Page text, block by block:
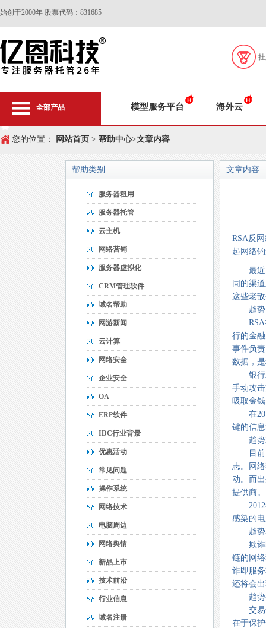
始创于2000年 股票代码：831685
全部产品 模型服务平台 海外云
您的位置： 网站首页 > 帮助中心>文章内容
帮助类别
服务器租用
服务器托管
云主机
网络营销
服务器虚拟化
CRM管理软件
域名帮助
网游新闻
云计算
网络安全
企业安全
OA
ERP软件
IDC行业背景
优惠活动
常见问题
操作系统
网络技术
电脑周边
网络舆情
新品上市
技术前沿
行业信息
域名注册
文章内容
RSA反
起网络
最近，
同的渠
这些老
趋势1
RSA在
行的金
事件负
数据，
银行木
手动攻
吸取金
在2012
键的信
趋势2
目前，
志。网
动。而
提供商。
2012年
感染的
趋势3
欺诈即
链的网
诈即服
还将会
趋势4
交易保
在于保